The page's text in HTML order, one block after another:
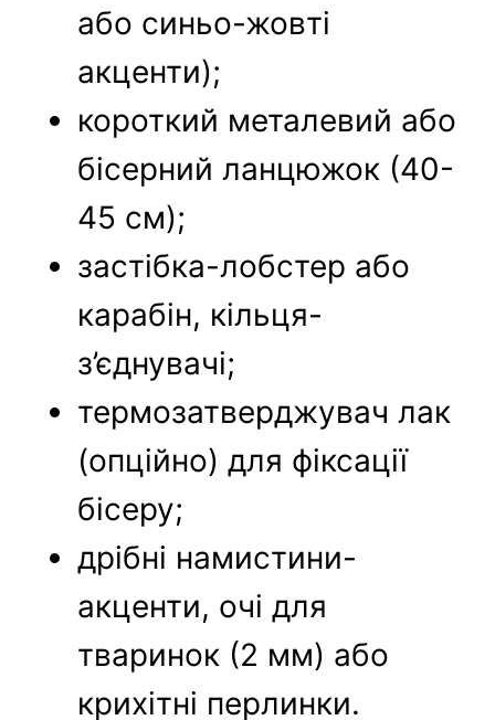
або синьо-жовті
акценти);
короткий металевий або
бісерний ланцюжок (40-
45 см);
застібка-лобстер або
карабін, кільця-
з’єднувачі;
термозатверджувач лак
(опційно) для фіксації
бісеру;
дрібні намистини-
акценти, очі для
тваринок (2 мм) або
крихітні перлинки.